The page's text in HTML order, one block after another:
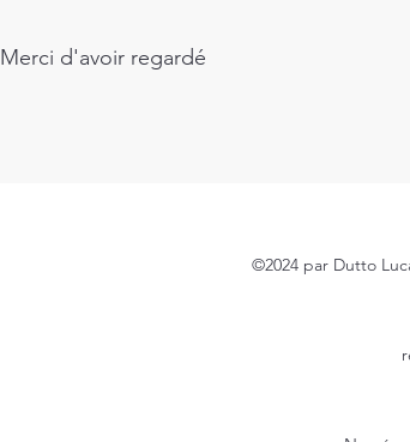
Merci d'avoir regardé
©2024 par Dutto